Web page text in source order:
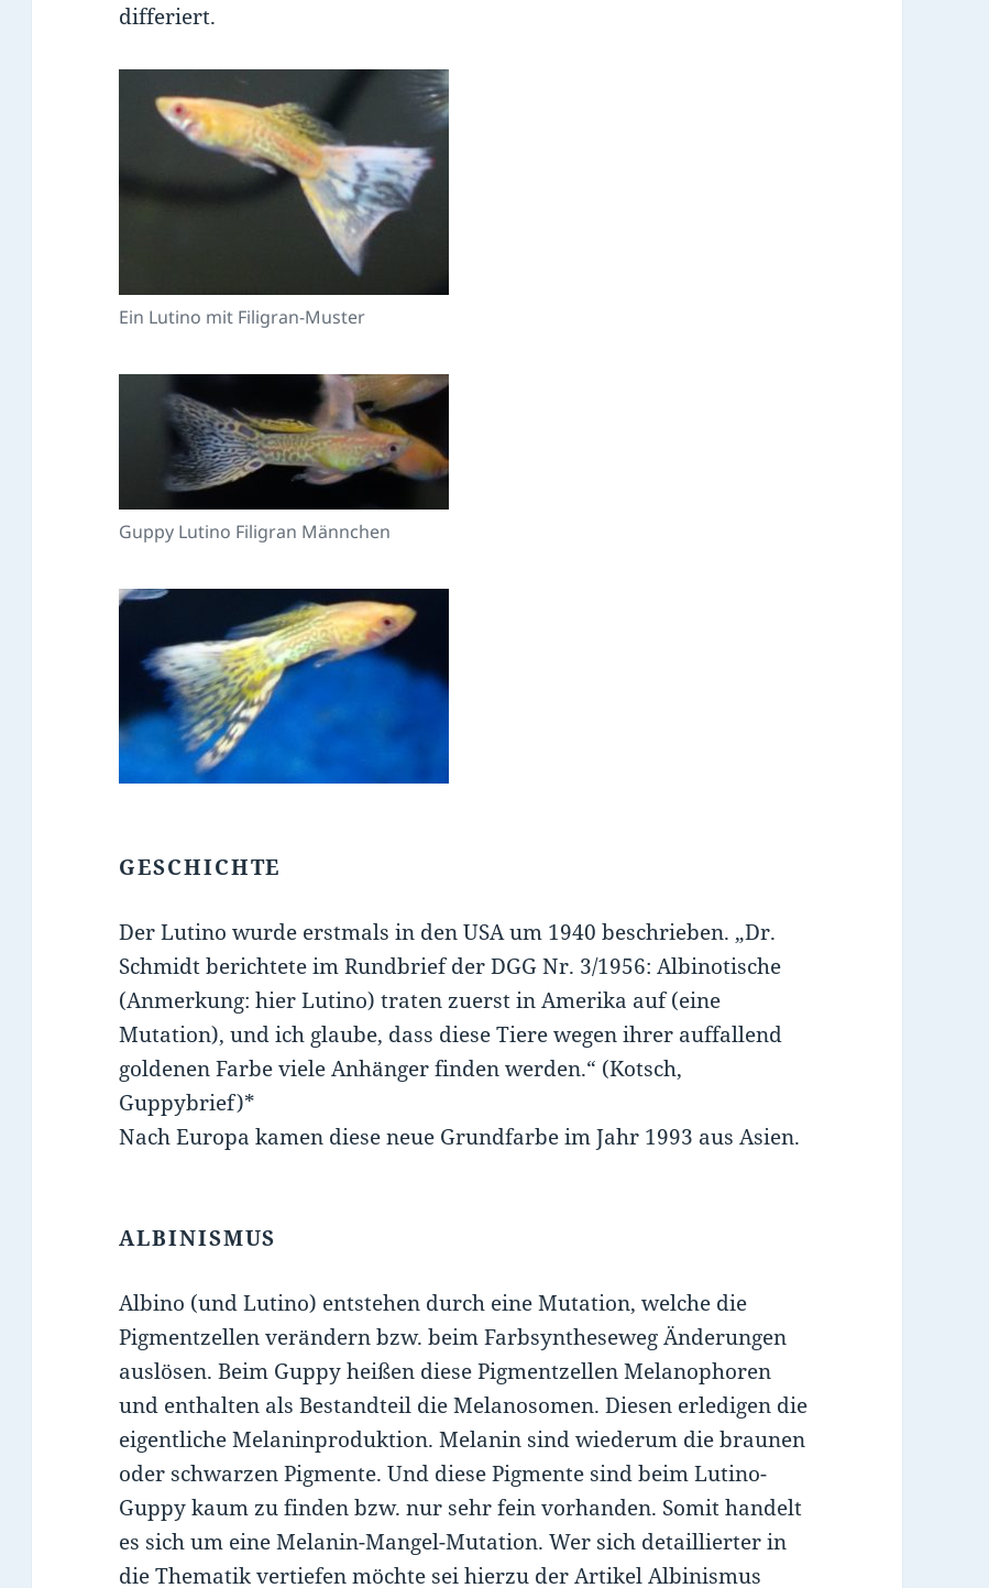
differiert.
Ein Lutino mit Filigran-Muster
Guppy Lutino Filigran Männchen
GESCHICHTE
Der Lutino wurde erstmals in den USA um 1940 beschrieben. „Dr.
Schmidt berichtete im Rundbrief der DGG Nr. 3/1956: Albinotische
(Anmerkung: hier Lutino) traten zuerst in Amerika auf (eine
Mutation), und ich glaube, dass diese Tiere wegen ihrer auffallend
goldenen Farbe viele Anhänger finden werden.“ (Kotsch,
Guppybrief)*
Nach Europa kamen diese neue Grundfarbe im Jahr 1993 aus Asien.
ALBINISMUS
Albino (und Lutino) entstehen durch eine Mutation, welche die
Pigmentzellen verändern bzw. beim Farbsyntheseweg Änderungen
auslösen. Beim Guppy heißen diese Pigmentzellen Melanophoren
und enthalten als Bestandteil die Melanosomen. Diesen erledigen die
eigentliche Melaninproduktion. Melanin sind wiederum die braunen
oder schwarzen Pigmente. Und diese Pigmente sind beim Lutino-
Guppy kaum zu finden bzw. nur sehr fein vorhanden. Somit handelt
es sich um eine Melanin-Mangel-Mutation. Wer sich detaillierter in
die Thematik vertiefen möchte sei hierzu der ArtikelAlbinismus